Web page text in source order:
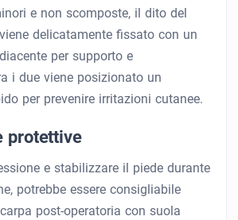
e non scomposte, il dito del
delicatamente fissato con un
per supporto e
i due viene posizionato un
per prevenire irritazioni cutanee.
protettive
e stabilizzare il piede durante
potrebbe essere consigliabile
post-operatoria con suola